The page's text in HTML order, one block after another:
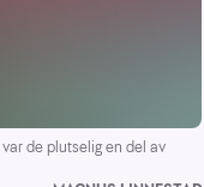
de plutselig en del av